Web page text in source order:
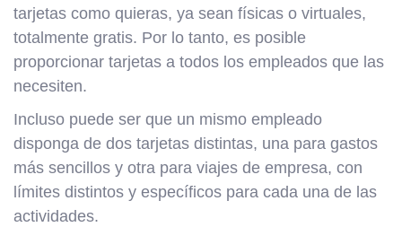
tarjetas como quieras, ya sean físicas o virtuales,
totalmente gratis. Por lo tanto, es posible
proporcionar tarjetas a todos los empleados que las
necesiten.
Incluso puede ser que un mismo empleado
disponga de dos tarjetas distintas, una para gastos
más sencillos y otra para viajes de empresa, con
límites distintos y específicos para cada una de las
actividades.